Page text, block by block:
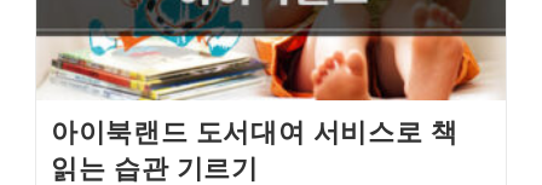
아이북랜드 도서대여 서비스로 책
읽는 습관 기르기